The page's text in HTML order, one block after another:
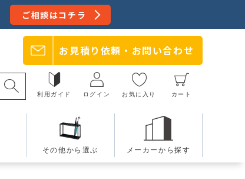
ご相談はコチラ
お見積り依頼・ お問い合わせ
利用ガイド ログイン お気に入り カート
その他から選ぶ メーカーから探す